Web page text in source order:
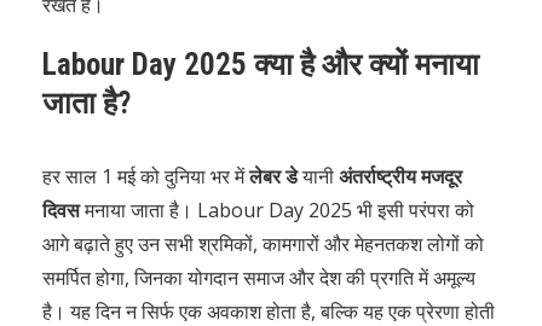
Labour Day 2025 क्या है और क्यों मनाया
जाता है?
हर साल 1 मई को दुनिया भर मेंलेबर डेयानीअंतर्राष्ट्रीय मजदूर
दिवसमनाया जाता है। Labour Day 2025 भी इसी परंपरा को
आगे बढ़ाते हुए उन सभी श्रमिकों, कामगारों और मेहनतकश लोगों को
समर्पित होगा, जिनका योगदान समाज और देश की प्रगति में अमूल्य
है। यह दिन न सिर्फ एक अवकाश होता है, बल्कि यह एक प्रेरणा होती